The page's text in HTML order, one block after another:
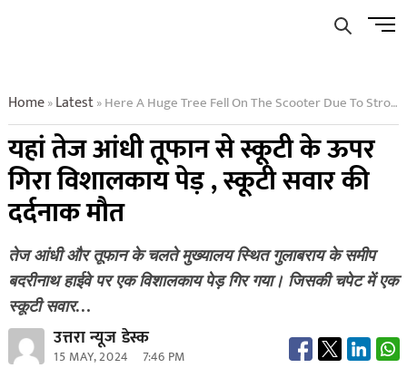
Menu
Home»Latest»Here A Huge Tree Fell On The Scooter Due To Strong Storm Painful Death Of The Scooter Rider
यहां तेज आंधी तूफान से स्कूटी के ऊपर
गिरा विशालकाय पेड़ , स्कूटी सवार की
दर्दनाक मौत
तेज आंधी और तूफान के चलते मुख्यालय स्थित गुलाबराय के समीप
बदरीनाथ हाईवे पर एक विशालकाय पेड़ गिर गया। जिसकी चपेट में एक
स्कूटी सवार…
उत्तरा न्यूज डेस्क
15 MAY, 2024 7:46 PM